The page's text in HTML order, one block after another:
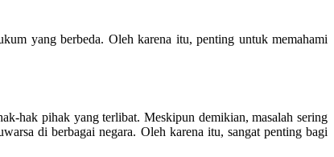
yang berbeda. Oleh karena itu, penting untuk memahami
hak pihak yang terlibat. Meskipun demikian, masalah sering
di berbagai negara. Oleh karena itu, sangat penting bagi